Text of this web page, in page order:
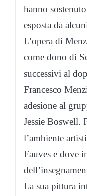
hanno
esposta da
L’opera di
come dono di
successivi al
Francesco
adesione al
Jessie Boswell.
l’ambiente
Fauves e dove
La sua pittura